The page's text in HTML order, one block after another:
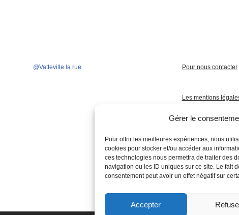
Gérer le
Pour offrir les meilleures expériences, nous
cookies pour stocker et/ou accéder aux
ces technologies nous permettra de traiter des
navigation ou les ID uniques sur ce site. Le fait
consentement peut avoir un effet négatif sur
Accepter
@Vatteville la rue Pour nous contacter
Les mentions